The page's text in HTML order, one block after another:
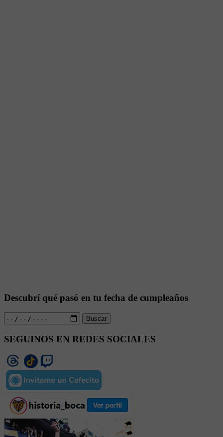
Descubrí qué pasó en tu fecha de cumpleaños
Buscar
SEGUINOS EN REDES SOCIALES